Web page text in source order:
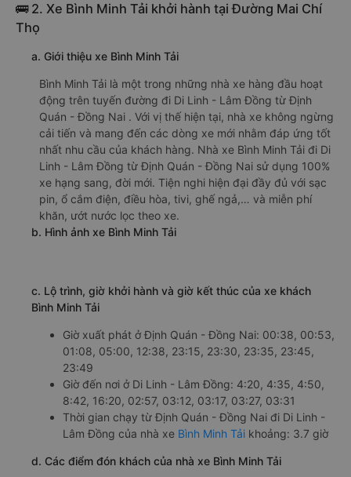
🚌 2. Xe Bình Minh Tải khởi hành tại Đường Mai Chí
Thọ
a. Giới thiệu xe Bình Minh Tải
Bình Minh Tải là một trong những nhà xe hàng đầu hoạt
động trên tuyến đường đi Di Linh - Lâm Đồng từ Định
Quán - Đồng Nai . Với vị thế hiện tại, nhà xe không ngừng
cải tiến và mang đến các dòng xe mới nhằm đáp ứng tốt
nhất nhu cầu của khách hàng. Nhà xe Bình Minh Tải đi Di
Linh - Lâm Đồng từ Định Quán - Đồng Nai sử dụng 100%
xe hạng sang, đời mới. Tiện nghi hiện đại đầy đủ với sạc
pin, ổ cắm điện, điều hòa, tivi, ghế ngả,… và miễn phí
khăn, ướt nước lọc theo xe.
b. Hình ảnh xe Bình Minh Tải
c. Lộ trình, giờ khởi hành và giờ kết thúc của xe khách
Bình Minh Tải
Giờ xuất phát ở Định Quán - Đồng Nai: 00:38, 00:53,
01:08, 05:00, 12:38, 23:15, 23:30, 23:35, 23:45,
23:49
Giờ đến nơi ở Di Linh - Lâm Đồng: 4:20, 4:35, 4:50,
8:42, 16:20, 02:57, 03:12, 03:17, 03:27, 03:31
Thời gian chạy từ Định Quán - Đồng Nai đi Di Linh -
Lâm Đồng của nhà xe Bình Minh Tải khoảng: 3.7 giờ
d. Các điểm đón khách của nhà xe Bình Minh Tải